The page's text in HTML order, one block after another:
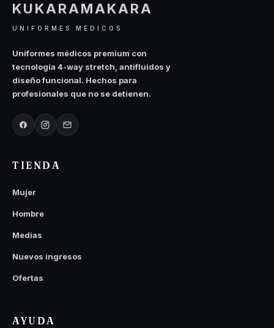
KUKARAMAKARA
UNIFORMES MÉDICOS
Uniformes médicos premium con
tecnología 4-way stretch, antifluidos y
diseño funcional. Hechos para
profesionales que no se detienen.
TIENDA
Mujer
Hombre
Medias
Nuevos ingresos
Ofertas
AYUDA